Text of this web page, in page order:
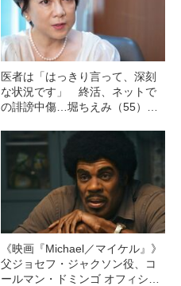
医者は「はっきり言って、深刻
な状況です」 終活、ネットで
の誹謗中傷…堀ちえみ（55）が
《映画『Michael／マイケル』》
父ジョセフ・ジャクソン役、コ
ールマン・ドミンゴ オフィシャ